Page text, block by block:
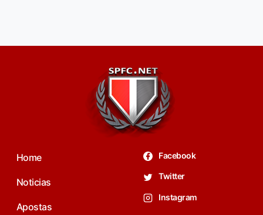
Home
Noticias
Apostas
Facebook
Twitter
Instagram